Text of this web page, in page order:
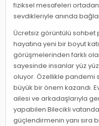
fiziksel mesafeleri ortadan
sevdikleriyle anında
Ücretsiz görüntülü sohbet
hayatına yeni bir boyut
görüşmelerinden farklı
sayesinde insanlar yüz
oluyor. Özellikle pandemi
büyük bir önem kazandı.
ailesi ve arkadaşlarıyla
yapabilen Bilecikli
güçlendirmenin yanı sıra